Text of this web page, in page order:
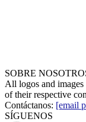
SOBRE
All logos and images
of their respective
Contáctanos: [email
SÍGUENOS